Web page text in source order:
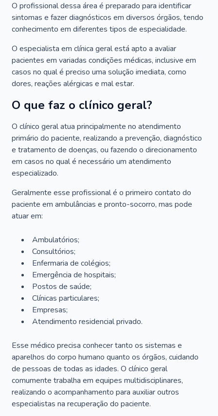
O profissional dessa área é preparado para identificar
sintomas e fazer diagnósticos em diversos órgãos, tendo
conhecimento em diferentes tipos de especialidade.
O especialista em clínica geral está apto a avaliar
pacientes em variadas condições médicas, inclusive em
casos no qual é preciso uma solução imediata, como
dores, reações alérgicas e mal estar.
O que faz o clínico geral?
O clínico geral atua principalmente no atendimento
primário do paciente, realizando a prevenção, diagnóstico
e tratamento de doenças, ou fazendo o direcionamento
em casos no qual é necessário um atendimento
especializado.
Geralmente esse profissional é o primeiro contato do
paciente em ambulâncias e pronto-socorro, mas pode
atuar em:
Ambulatórios;
Consultórios;
Enfermaria de colégios;
Emergência de hospitais;
Postos de saúde;
Clínicas particulares;
Empresas;
Atendimento residencial privado.
Esse médico precisa conhecer tanto os sistemas e
aparelhos do corpo humano quanto os órgãos, cuidando
de pessoas de todas as idades. O clínico geral
comumente trabalha em equipes multidisciplinares,
realizando o acompanhamento para auxiliar outros
especialistas na recuperação do paciente.